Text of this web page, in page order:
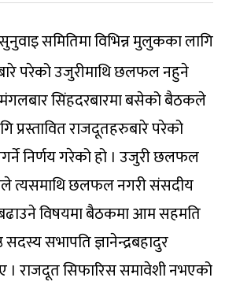
समितिमा विभिन्न मुलुकका लागि
परेको उजुरीमाथि छलफल नहुने
सिंहदरबारमा बसेको बैठकले
प्रस्तावित राजदूतहरुबारे परेको
निर्णय गरेको हो । उजुरी छलफल
त्यसमाथि छलफल नगरी संसदीय
बढाउने विषयमा बैठकमा आम सहमति
सभापति ज्ञानेन्द्रबहादुर
। राजदूत सिफारिस समावेशी नभएको